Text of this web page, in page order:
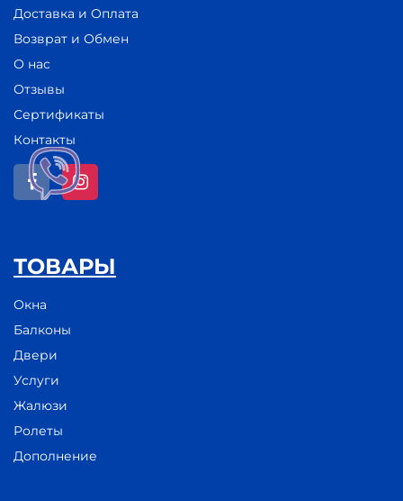
Доставка и Оплата
Возврат и Обмен
О нас
Отзывы
Сертификаты
Контакты
ТОВАРЫ
Окна
Балконы
Двери
Услуги
Жалюзи
Ролеты
Дополнение